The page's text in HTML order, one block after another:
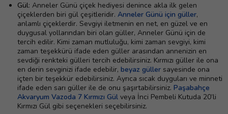
Gül: Anneler Günü çiçek hediyesi denince akla ilk gelen
çiçeklerden biri gül çeşitleridir. Anneler Günü için güller,
anlamlı çiçeklerdir. Sevgiyi iletmenin en net, en güzel ve en
duygusal yollarından biri olan güller, Anneler Günü için de
tercih edilir. Kimi zaman mutluluğu, kimi zaman sevgiyi, kimi
zaman teşekkürü ifade eden güller arasından annenizin en
sevdiği renkteki gülleri tercih edebilirsiniz. Kırmızı güller ile ona
en derin sevginizi ifade edebilir, beyaz güller sayesinde ona
içten bir teşekkür edebilirsiniz. Ayrıca sıcak duyguları ve minneti
ifade eden sarı güller ile de onu şaşırtabilirsiniz. Paşabahçe
Akvaryum Vazoda 7 Kırmızı Gül veya İnci Pembeli Kutuda 20’li
Kırmızı Gül gibi seçenekleri seçebilirsiniz.